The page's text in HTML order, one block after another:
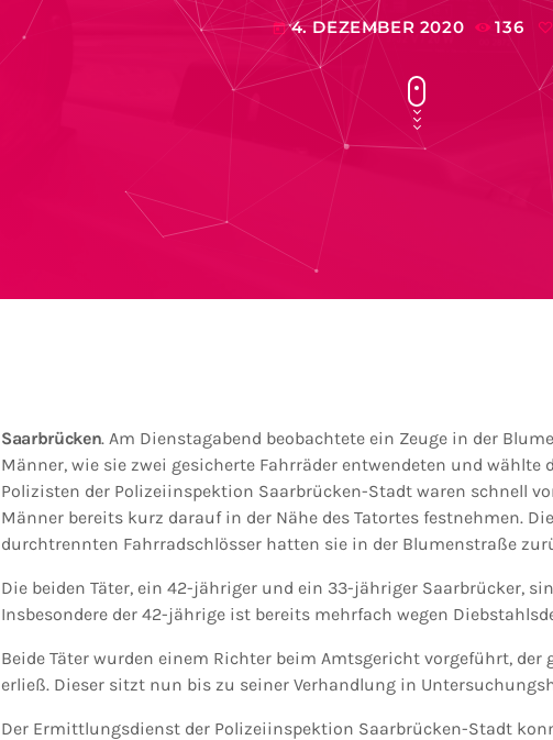
today 4. DEZEMBER 2020 136
Saarbrücken. Am Dienstagabend beobachtete ein Zeuge in der
Männer, wie sie zwei gesicherte Fahrräder entwendeten und
Polizisten der Polizeiinspektion Saarbrücken-Stadt waren schnell
Männer bereits kurz darauf in der Nähe des Tatortes festnehmen.
durchtrennten Fahrradschlösser hatten sie in der Blumenstraße
Die beiden Täter, ein 42-jähriger und ein 33-jähriger Saarbrücker,
Insbesondere der 42-jährige ist bereits mehrfach wegen
Beide Täter wurden einem Richter beim Amtsgericht vorgeführt, der
erließ. Dieser sitzt nun bis zu seiner Verhandlung in
Der Ermittlungsdienst der Polizeiinspektion Saarbrücken-Stadt